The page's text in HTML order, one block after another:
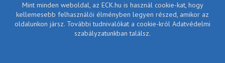
Mint minden weboldal, az ECK.hu is használ cookie-kat, hogy
kellemesebb felhasználói élményben legyen részed, amikor az
oldalunkon jársz. További tudnivalókat a cookie-król Adatvédelmi
szabályzatunkban találsz.